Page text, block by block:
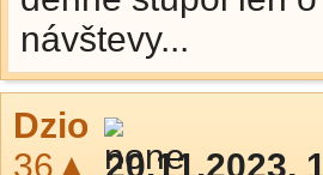
návštevy...
Dzio
36▲
20.11.2023,